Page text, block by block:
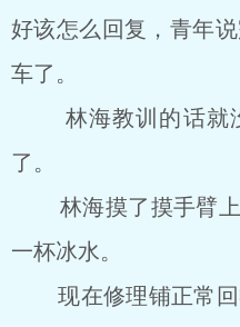
好该怎么回复，青年
车了。
林海教训的话就没
了。
林海摸了摸手臂上
一杯冰水。
现在修理铺正常回